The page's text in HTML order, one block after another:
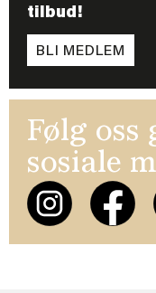
tilbud!
BLI MEDLEM
Følg oss
sosiale